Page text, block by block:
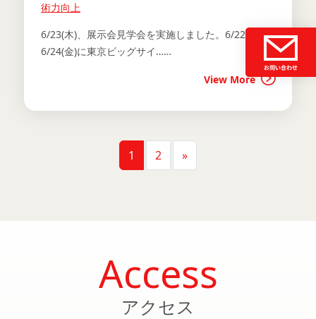
術力向上
6/23(木)、展示会見学会を実施しました。6/22(水)～
6/24(金)に東京ビッグサイ……
View More
投稿ナビゲーション
1 2 »
Access
アクセス